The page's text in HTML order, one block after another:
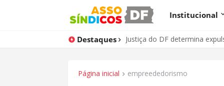
Institucional
Destaques Justiça do DF determina
Seu condomínio possui
Página inicial empreededorismo